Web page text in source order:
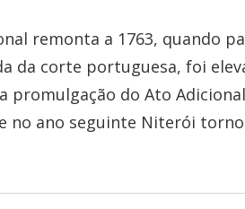
remonta a 1763, quando
da corte portuguesa, foi
promulgação do Ato
no ano seguinte Niterói